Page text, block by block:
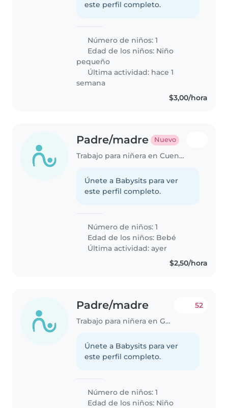
este perfil completo.
Número de niños: 1
Edad de los niños: Niño
pequeño
Última actividad: hace 1
semana
$3,00/hora
Padre/madre Nuevo
Trabajo para niñera en Cuenca
Únete a Babysits para ver
este perfil completo.
Número de niños: 1
Edad de los niños: Bebé
Última actividad: ayer
$2,50/hora
Padre/madre
Trabajo para niñera en Guayaquil
52
Únete a Babysits para ver
este perfil completo.
Número de niños: 1
Edad de los niños: Niño